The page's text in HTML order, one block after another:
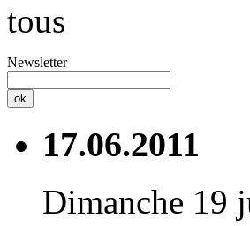
tous
Newsletter
17.06.2011
Dimanche 19